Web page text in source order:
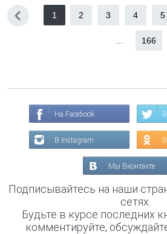
1 2 3 4 5
166
На Facebook
В Instagram
Мы Вконтакте
Подписывайтесь на наши
сетях.
Будьте в курсе последних
комментируйте,